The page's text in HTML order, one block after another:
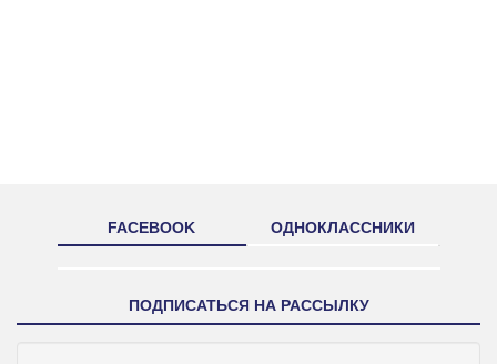
FACEBOOK ОДНОКЛАССНИКИ
ПОДПИСАТЬСЯ НА РАССЫЛКУ